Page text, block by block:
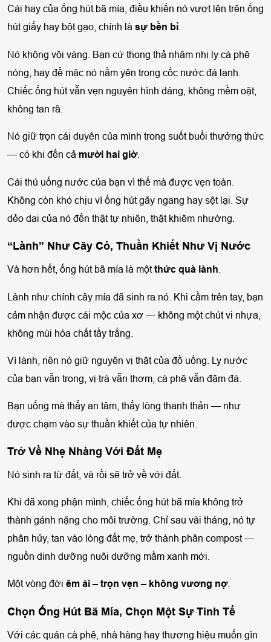
Cái hay của ống hút bã mía, điều khiến nó vượt lên trên ống
hút giấy hay bột gạo, chính là sự bền bỉ
Nó không vội vàng. Bạn cứ thong thả nhâm nhi ly cà phê
nóng, hay để mặc nó nằm yên trong cốc nước đá lạnh.
Chiếc ống hút vẫn vẹn nguyên hình dáng, không mềm oặt,
không tan rã.
Nó giữ trọn cái duyên của mình trong suốt buổi thưởng thức
— có khi đến cả mười hai giờ.
Cái thú uống nước của bạn vì thế mà được vẹn toàn.
Không còn khó chịu vì ống hút gãy ngang hay sệt lại. Sự
dẻo dai của nó đến thật tự nhiên, thật khiêm nhường.
“Lành” Như Cây Cỏ, Thuần Khiết Như Vị Nước
Và hơn hết, ống hút bã mía là mộtthức quà lành
Lành như chính cây mía đã sinh ra nó. Khi cầm trên tay, bạn
cảm nhận được cái mộc của xơ — không một chút vi nhựa,
không mùi hóa chất tẩy trắng.
Vì lành, nên nó giữ nguyên vị thật của đồ uống. Ly nước
của bạn vẫn trong, vị trà vẫn thơm, cà phê vẫn đậm đà.
Bạn uống mà thấy an tâm, thấy lòng thanh thản — như
được chạm vào sự thuần khiết của tự nhiên.
Trở Về Nhẹ Nhàng Với Đất Mẹ
Nó sinh ra từ đất, và rồi sẽ trở về với đất.
Khi đã xong phận mình, chiếc ống hút bã mía không trở
thành gánh nặng cho môi trường. Chỉ sau vài tháng, nó tự
phân hủy, tan vào lòng đất mẹ, trở thành phân compost —
nguồn dinh dưỡng nuôi dưỡng mầm xanh mới.
Một vòng đời êm ái – trọn vẹn – không vương nợ.
Chọn Ống Hút Bã Mía, Chọn Một Sự Tinh Tế
Với các quán cà phê, nhà hàng hay thương hiệu muốn gìn